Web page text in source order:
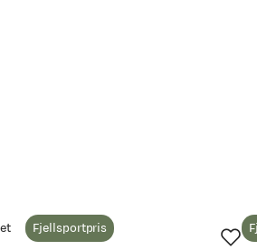
hvilke kjemikalier som er
tekstil. We Are SpinDye®-
Fjellsportpris